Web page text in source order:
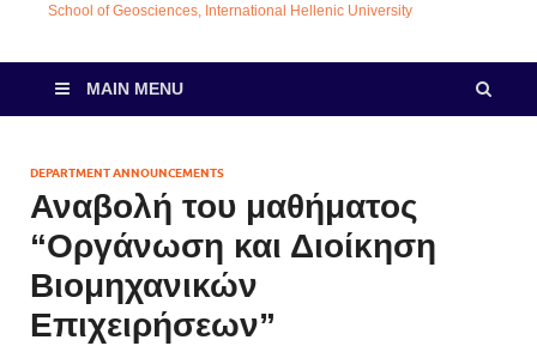
School of Geosciences, International Hellenic University
MAIN MENU
DEPARTMENT ANNOUNCEMENTS
Αναβολή του μαθήματος
“Οργάνωση και Διοίκηση
Βιομηχανικών
Επιχειρήσεων”